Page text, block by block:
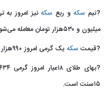
?نیم سکهو ربع سکه
میلیون و ۵۳۰هزار تومان معامله می‌شود.
?قیمت سکهیک گرمی امروز ۹۹۰هزار تومان است.
?بهای طلای ۱۸عیار امروز گرمی ۴۳۴هزار تومان و
۱۵سنت است.